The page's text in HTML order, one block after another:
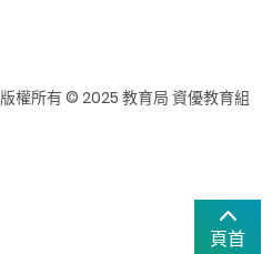
版權所有 © 2025 教育局 資優教育組
頁首